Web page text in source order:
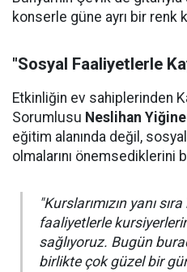
konserle güne ayrı bir renk
"Sosyal Faaliyetlerle
Etkinliğin ev sahiplerinden
Sorumlusu Neslihan
eğitim alanında değil,
olmalarını önemsediklerini
"Kurslarımızın yanı
faaliyetlerle
sağlıyoruz. Bugün
birlikte çok güzel bir